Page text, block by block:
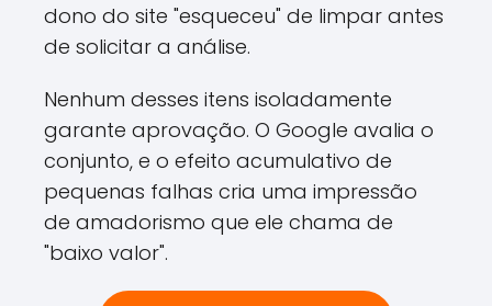
dono do site "esqueceu" de limpar antes
de solicitar a análise.
Nenhum desses itens isoladamente
garante aprovação. O Google avalia o
conjunto, e o efeito acumulativo de
pequenas falhas cria uma impressão
de amadorismo que ele chama de
"baixo valor".